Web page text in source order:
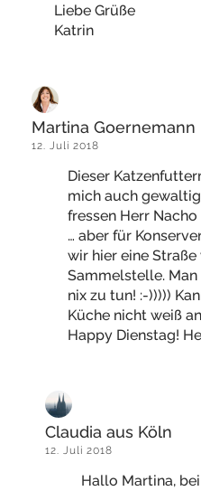
Liebe Grüße
Katrin
Martina Goernemann
12. Juli 2018
Dieser
mich auch
fressen Herr
… aber für
wir hier eine
Sammelstelle.
nix zu tun! :-)))))
Küche nicht weiß
Happy Dienstag!
Claudia aus Köln
12. Juli 2018
Hallo Martina,